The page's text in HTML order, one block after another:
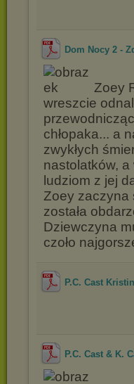
Dom Nocy 2 -
Zoey
wreszcie
chłopaka... a
zwykłych
nastolatków,
ludziom z jej
Zoey zaczyna
została
Dziewczyna
czoło
P.C. Cast
P.C. Cast & K.